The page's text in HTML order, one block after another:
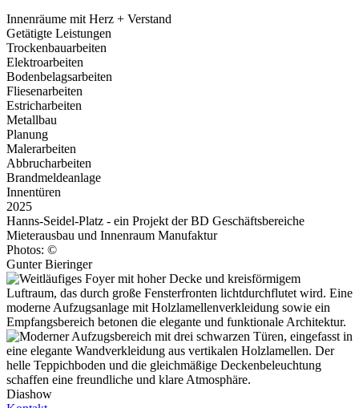
Innenräume mit Herz + Verstand
Getätigte Leistungen
Trockenbauarbeiten
Elektroarbeiten
Bodenbelagsarbeiten
Fliesenarbeiten
Estricharbeiten
Metallbau
Planung
Malerarbeiten
Abbrucharbeiten
Brandmeldeanlage
Innentüren
2025
Hanns-Seidel-Platz - ein Projekt der BD Geschäftsbereiche
Mieterausbau und Innenraum Manufaktur
Photos: ©
Gunter Bieringer
Diashow